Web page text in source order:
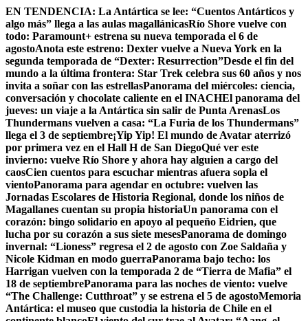
Skip
to
content
EN TENDENCIA: La Antártica se lee: “Cuentos Antárticos y
algo más” llega a las aulas magallánicasRío Shore vuelve con
todo: Paramount+ estrena su nueva temporada el 6 de
agostoAnota este estreno: Dexter vuelve a Nueva York en la
segunda temporada de “Dexter: Resurrection”Desde el fin del
mundo a la última frontera: Star Trek celebra sus 60 años y nos
invita a soñar con las estrellasPanorama del miércoles: ciencia,
conversación y chocolate caliente en el INACHEl panorama del
jueves: un viaje a la Antártica sin salir de Punta ArenasLos
Thundermans vuelven a casa: “La Furia de los Thundermans”
llega el 3 de septiembre¡Yip Yip! El mundo de Avatar aterrizó
por primera vez en el Hall H de San DiegoQué ver este
invierno: vuelve Río Shore y ahora hay alguien a cargo del
caosCien cuentos para escuchar mientras afuera sopla el
vientoPanorama para agendar en octubre: vuelven las
Jornadas Escolares de Historia Regional, donde los niños de
Magallanes cuentan su propia historiaUn panorama con el
corazón: bingo solidario en apoyo al pequeño Eidrien, que
lucha por su corazón a sus siete mesesPanorama de domingo
invernal: “Lioness” regresa el 2 de agosto con Zoe Saldaña y
Nicole Kidman en modo guerraPanorama bajo techo: los
Harrigan vuelven con la temporada 2 de “Tierra de Mafia” el
18 de septiembrePanorama para las noches de viento: vuelve
“The Challenge: Cutthroat” y se estrena el 5 de agostoMemoria
Antártica: el museo que custodia la historia de Chile en el